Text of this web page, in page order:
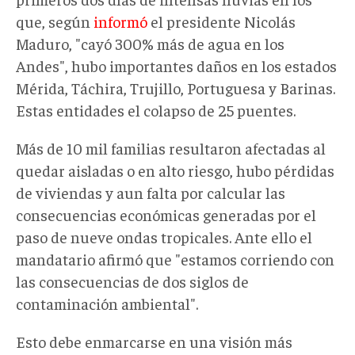
que, según informó el presidente Nicolás
Maduro, "cayó 300% más de agua en los
Andes", hubo importantes daños en los estados
Mérida, Táchira, Trujillo, Portuguesa y Barinas.
Estas entidades el colapso de 25 puentes.
Más de 10 mil familias resultaron afectadas al
quedar aisladas o en alto riesgo, hubo pérdidas
de viviendas y aun falta por calcular las
consecuencias económicas generadas por el
paso de nueve ondas tropicales. Ante ello el
mandatario afirmó que "estamos corriendo con
las consecuencias de dos siglos de
contaminación ambiental".
Esto debe enmarcarse en una visión más